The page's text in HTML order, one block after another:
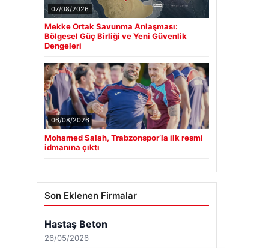
07/08/2026
Mekke Ortak Savunma Anlaşması:
Bölgesel Güç Birliği ve Yeni Güvenlik
Dengeleri
06/08/2026
Mohamed Salah, Trabzonspor’la ilk resmi
idmanına çıktı
Son Eklenen Firmalar
Hastaş Beton
26/05/2026